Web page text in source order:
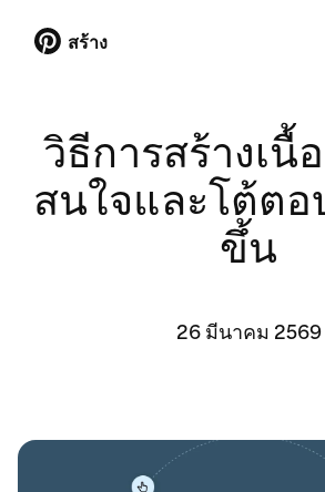
สร้าง
วิธีการสร้างเนื้
สนใจและโต้ตอ
ขึ้น
26 มีนาคม 2569